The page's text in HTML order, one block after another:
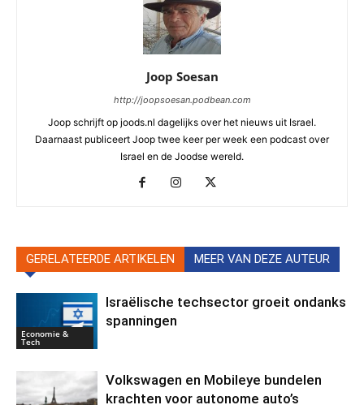
Joop Soesan
http://joopsoesan.podbean.com
Joop schrijft op joods.nl dagelijks over het nieuws uit Israel.
Daarnaast publiceert Joop twee keer per week een podcast over
Israel en de Joodse wereld.
GERELATEERDE ARTIKELEN MEER VAN DEZE AUTEUR
Economie &
Tech
Israëlische techsector groeit ondanks
spanningen
Volkswagen en Mobileye bundelen
krachten voor autonome auto’s